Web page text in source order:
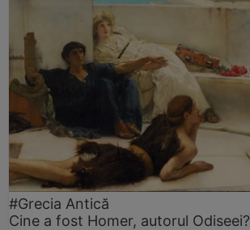
#Grecia Antică
Cine a fost Homer, autorul Odiseei?